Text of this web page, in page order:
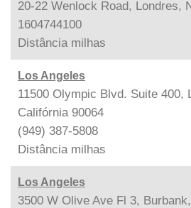
20-22 Wenlock Road, Londres,
1604744100
Distância milhas
Los Angeles
11500 Olympic Blvd. Suite 400,
Califórnia 90064
(949) 387-5808
Distância milhas
Los Angeles
3500 W Olive Ave Fl 3,